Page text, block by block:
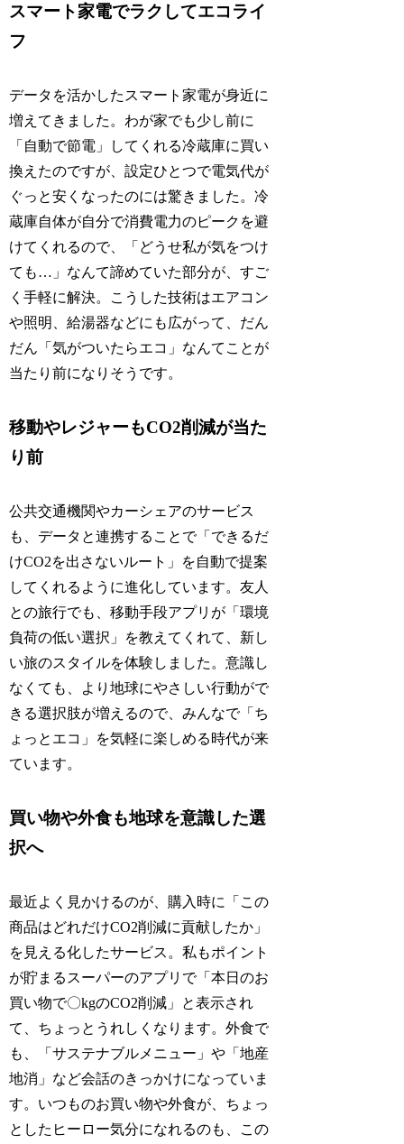
スマート家電でラクしてエコライ
フ
データを活かしたスマート家電が身近に
増えてきました。わが家でも少し前に
「自動で節電」してくれる冷蔵庫に買い
換えたのですが、設定ひとつで電気代が
ぐっと安くなったのには驚きました。冷
蔵庫自体が自分で消費電力のピークを避
けてくれるので、「どうせ私が気をつけ
ても…」なんて諦めていた部分が、すご
く手軽に解決。こうした技術はエアコン
や照明、給湯器などにも広がって、だん
だん「気がついたらエコ」なんてことが
当たり前になりそうです。
移動やレジャーもCO2削減が当た
り前
公共交通機関やカーシェアのサービス
も、データと連携することで「できるだ
けCO2を出さないルート」を自動で提案
してくれるように進化しています。友人
との旅行でも、移動手段アプリが「環境
負荷の低い選択」を教えてくれて、新し
い旅のスタイルを体験しました。意識し
なくても、より地球にやさしい行動がで
きる選択肢が増えるので、みんなで「ち
ょっとエコ」を気軽に楽しめる時代が来
ています。
買い物や外食も地球を意識した選
択へ
最近よく見かけるのが、購入時に「この
商品はどれだけCO2削減に貢献したか」
を見える化したサービス。私もポイント
が貯まるスーパーのアプリで「本日のお
買い物で〇kgのCO2削減」と表示され
て、ちょっとうれしくなります。外食で
も、「サステナブルメニュー」や「地産
地消」など会話のきっかけになっていま
す。いつものお買い物や外食が、ちょっ
としたヒーロー気分になれるのも、この